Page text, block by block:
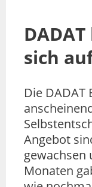
sich
Die
Angebot
gewachsen
Monaten